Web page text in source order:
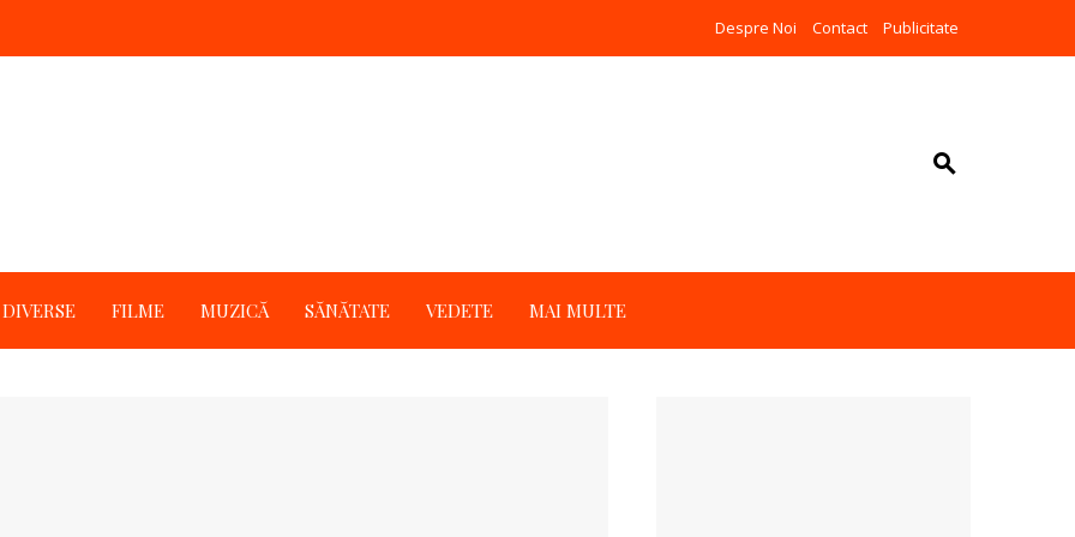
Despre Noi Contact Publicitate
DIVERSE FILME MUZICĂ SĂNĂTATE VEDETE MAI MULTE